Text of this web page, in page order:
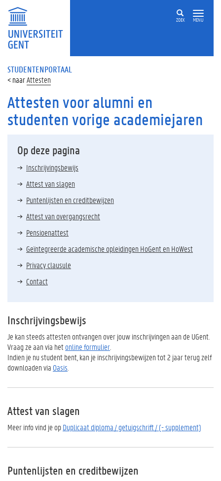
ZOEK MENU
STUDENTENPORTAAL
Attesten
Attesten voor alumni en
studenten vorige academiejaren
Op deze pagina
Inschrijvingsbewijs
Attest van slagen
Puntenlijsten en creditbewijzen
Attest van overgangsrecht
Pensioenattest
Geïntegreerde academische opleidingen HoGent en HoWest
Privacy clausule
Contact
Inschrijvingsbewijs
Je kan steeds attesten ontvangen over jouw inschrijvingen aan de UGent.
Vraag ze aan via hetonline formulier
Indien je nu student bent, kan je inschrijvingsbewijzen tot 2 jaar terug zelf
downloaden via Oasis
Attest van slagen
Meer info vind je opDuplicaat diploma / getuigschrift / (- supplement)
Puntenlijsten en creditbewijzen